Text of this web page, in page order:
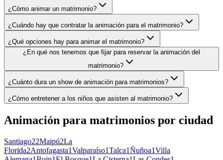
¿Cómo animar un matrimonio?
¿Cuándo hay que contratar la animación para el matrimonio?
¿Qué opciones hay para animar el matrimonio?
¿En qué nos tenemos que fijar para reservar la animación del
matrimonio?
¿Cuánto dura un show de animación para matrimonios?
¿Cómo entretener a los niños que asisten al matrimonio?
Animación para matrimonios por ciudad
Santiago22Maipú2La
Florida2Antofagasta1Valparaíso1Talca1Ñuñoa1Villa